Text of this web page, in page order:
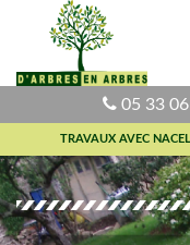
05 33
TRAVAUX AVEC